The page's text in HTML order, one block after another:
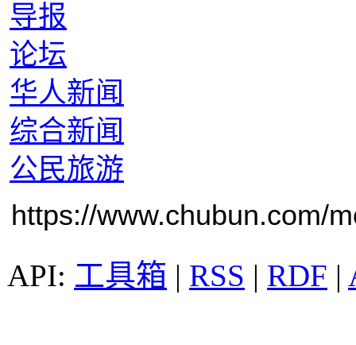
导报
论坛
华人新闻
综合新闻
公民旅游
https://www.chubun.com/
工具箱 | RSS | RDF |